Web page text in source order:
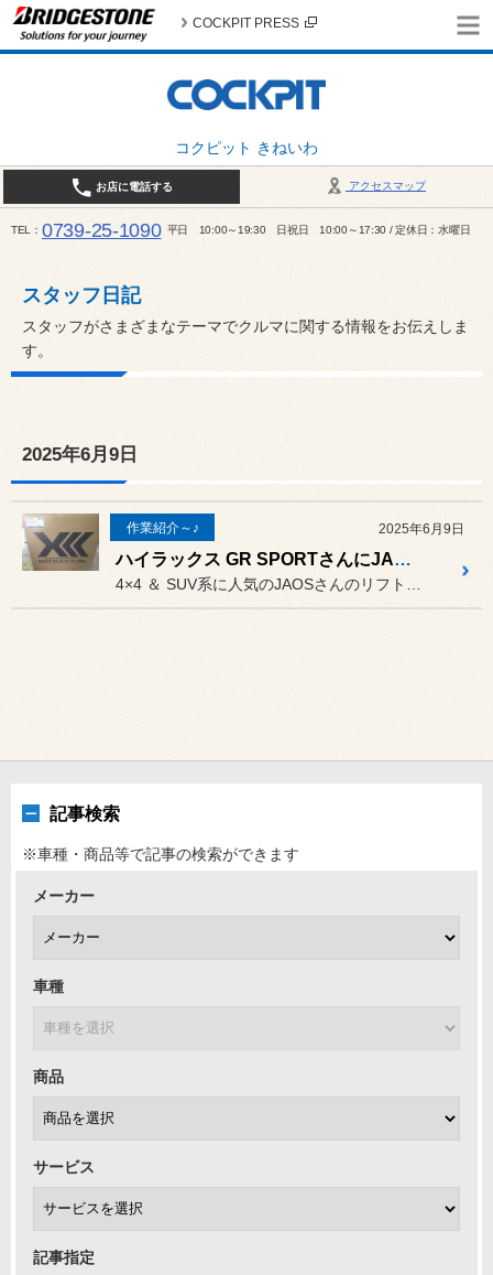
コクピット きねいわ
COCKPIT PRESS
アクセスマップ
お店に電話する
TEL 0739-25-1090 平日 10:00～19:30 日祝日 10:00～17:30 / 定休日：水曜日
スタッフ日記
スタッフがさまざまなテーマでクルマに関する情報をお伝えしま
す。
2025年6月9日
作業紹介～♪ 2025年6月9日
ハイラックス GR SPORTさんにJAOS BATTLEZ リフトアップスプリング装着 ♪
記事検索
※車種・商品等で記事の検索ができます
メーカー
車種
商品
サービス
記事指定